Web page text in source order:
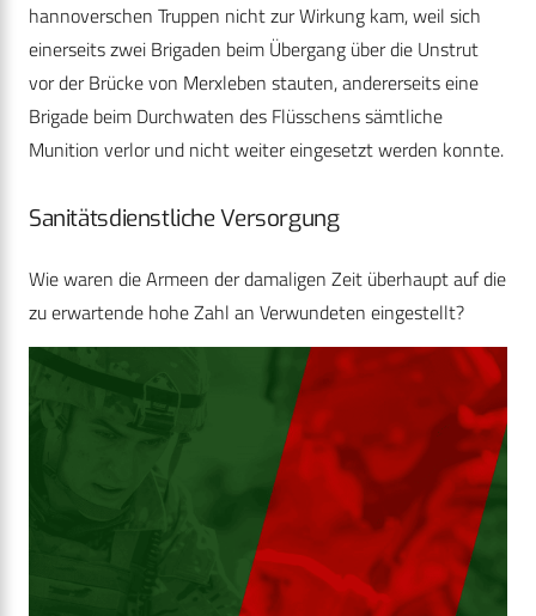
hannoverschen Truppen nicht zur Wirkung kam, weil sich
einerseits zwei Brigaden beim Übergang über die Unstrut
vor der Brücke von Merxleben stauten, andererseits eine
Brigade beim Durchwaten des Flüsschens sämtliche
Munition verlor und nicht weiter eingesetzt werden konnte.
Sanitätsdienstliche Versorgung
Wie waren die Armeen der damaligen Zeit überhaupt auf die
zu erwartende hohe Zahl an Verwundeten eingestellt?